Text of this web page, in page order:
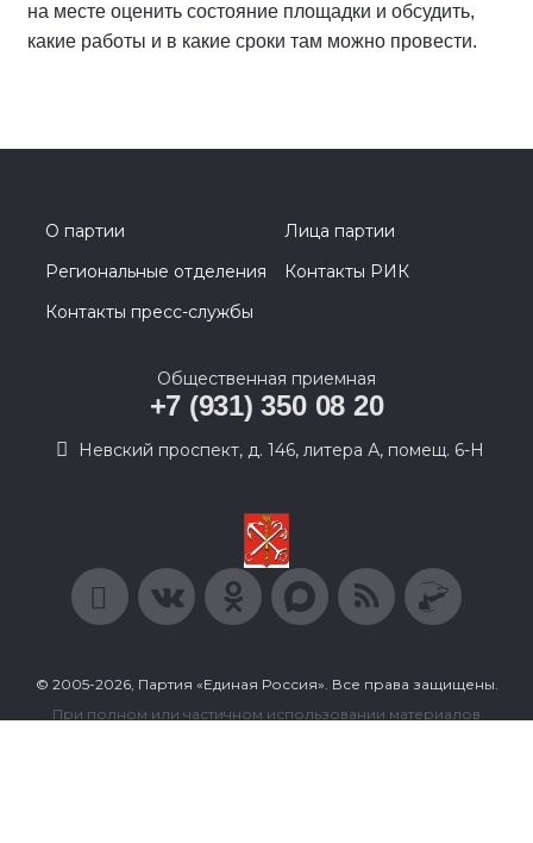
на месте оценить состояние площадки и обсудить,
какие работы и в какие сроки там можно провести.
О партии
Лица партии
Региональные отделения
Контакты РИК
Контакты пресс-службы
Общественная приемная
+7 (931) 350 08 20
Невский проспект, д. 146, литера А, помещ. 6-Н
© 2005-2026, Партия «Единая Россия». Все права защищены.
При полном или частичном использовании материалов